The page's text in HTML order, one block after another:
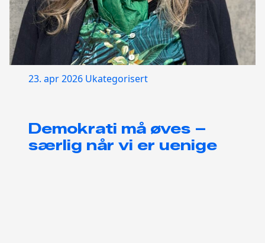
23. apr 2026 Ukategorisert
Demokrati må øves –
særlig når vi er uenige